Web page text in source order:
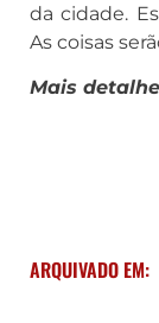
da cidade.
As coisas
Mais
ARQUIVADO EM: